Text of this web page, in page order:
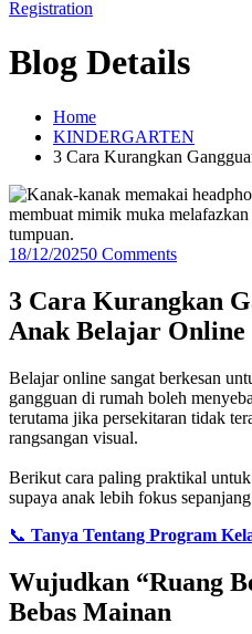
Registration
Blog Details
Home
KINDERGARTEN
3 Cara Kurangkan
18/12/20250 Comments
3 Cara Kurangkan
Anak Belajar Online
Belajar online sangat berkesan
gangguan di rumah boleh
terutama jika persekitaran tidak
rangsangan visual.
Berikut cara paling praktikal untuk
supaya anak lebih fokus
📞 Tanya Tentang Program
Wujudkan “Ruang
Bebas Mainan